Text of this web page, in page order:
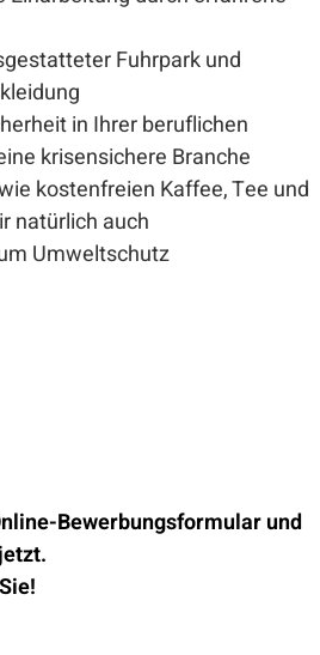
Fuhrpark und
in Ihrer beruflichen
krisensichere Branche
kostenfreien Kaffee, Tee und
natürlich auch
Umweltschutz
Bewerbungsformular und